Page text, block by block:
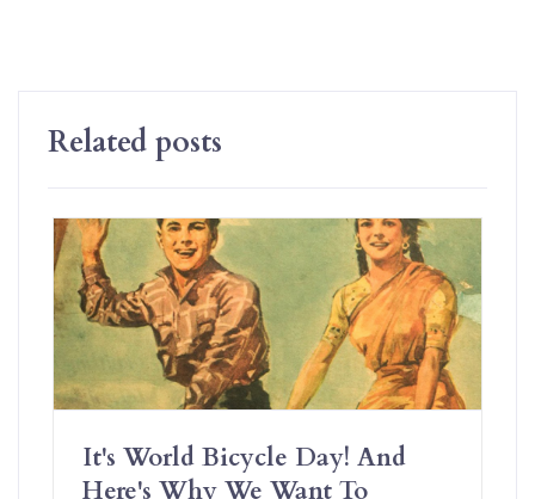
Related posts
It's World Bicycle Day! And
Here's Why We Want To